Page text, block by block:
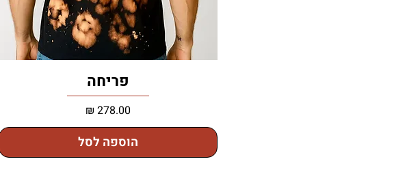
פריחה
מחיר
הוספה לסל